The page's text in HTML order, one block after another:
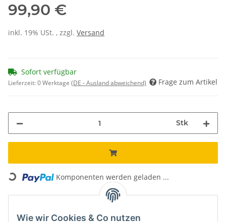
99,90 €
inkl. 19% USt. , zzgl. Versand
Sofort verfügbar
Lieferzeit:0 Werktage (DE - Ausland abweichend) Frage zum Artikel
Stk
Komponenten werden geladen ...
Wie wir Cookies & Co nutzen